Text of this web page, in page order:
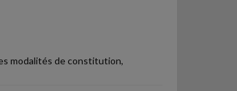
modalités de constitution,